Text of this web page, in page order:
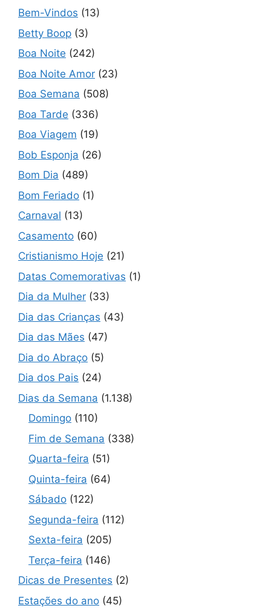
Bem-Vindos (13)
Betty Boop (3)
Boa Noite (242)
Boa Noite Amor (23)
Boa Semana (508)
Boa Tarde (336)
Boa Viagem (19)
Bob Esponja (26)
Bom Dia (489)
Bom Feriado (1)
Carnaval (13)
Casamento (60)
Cristianismo Hoje (21)
Datas Comemorativas (1)
Dia da Mulher (33)
Dia das Crianças (43)
Dia das Mães (47)
Dia do Abraço (5)
Dia dos Pais (24)
Dias da Semana (1.138)
Domingo (110)
Fim de Semana (338)
Quarta-feira (51)
Quinta-feira (64)
Sábado (122)
Segunda-feira (112)
Sexta-feira (205)
Terça-feira (146)
Dicas de Presentes (2)
Estações do ano (45)